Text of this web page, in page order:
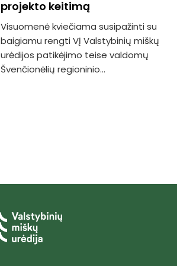
projekto keitimą
Visuomenė kviečiama susipažinti su
baigiamu rengti VĮ Valstybinių miškų
urėdijos patikėjimo teise valdomų
Švenčionėlių regioninio...